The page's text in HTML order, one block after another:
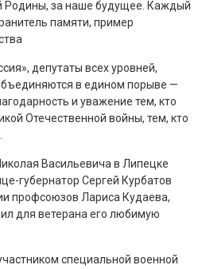
Родины, за наше будущее. Каждый
памяти, пример
депутаты всех уровней,
в едином порыве —
и уважение тем, кто
Отечественной войны, тем, кто
Васильевича в Липецке
губернатор Сергей Курбатов
профсоюзов Лариса Кудаева,
для ветерана его любимую
специальной военной